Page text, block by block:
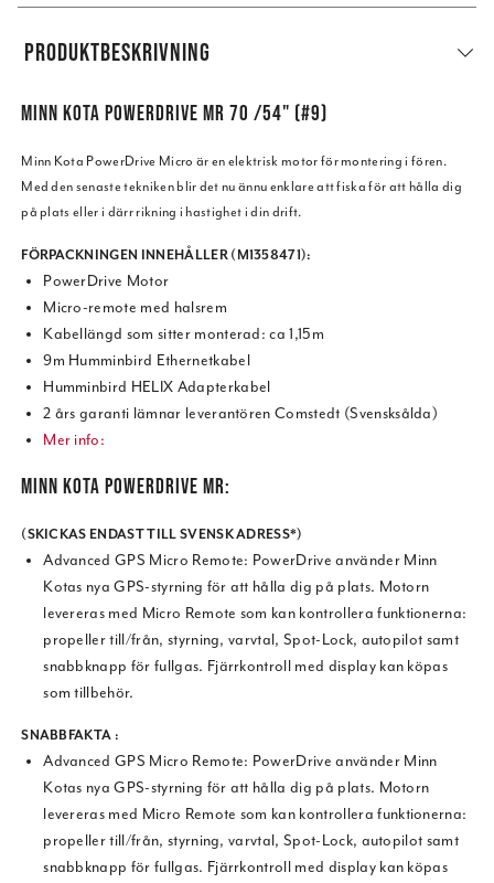
PRODUKTBESKRIVNING
MINN KOTA POWERDRIVE MR 70 /54" (#9)
Minn Kota PowerDrive Micro är en elektrisk motor för montering i fören.
Med den senaste tekniken blir det nu ännu enklare att fiska för att hålla dig
på plats eller i därr rikning i hastighet i din drift.
FÖRPACKNINGEN INNEHÅLLER (M1358471):
PowerDrive Motor
Micro-remote med halsrem
Kabellängd som sitter monterad: ca 1,15m
9m Humminbird Ethernetkabel
Humminbird HELIX Adapterkabel
2 års garanti lämnar leverantören Comstedt (Svensksålda)
Mer info:
MINN KOTA POWERDRIVE MR:
(SKICKAS ENDAST TILL SVENSK ADRESS*)
Advanced GPS Micro Remote: PowerDrive använder Minn
Kotas nya GPS-styrning för att hålla dig på plats. Motorn
levereras med Micro Remote som kan kontrollera funktionerna:
propeller till/från, styrning, varvtal, Spot-Lock, autopilot samt
snabbknapp för fullgas. Fjärrkontroll med display kan köpas
som tillbehör.
SNABBFAKTA :
Advanced GPS Micro Remote: PowerDrive använder Minn
Kotas nya GPS-styrning för att hålla dig på plats. Motorn
levereras med Micro Remote som kan kontrollera funktionerna:
propeller till/från, styrning, varvtal, Spot-Lock, autopilot samt
snabbknapp för fullgas. Fjärrkontroll med display kan köpas